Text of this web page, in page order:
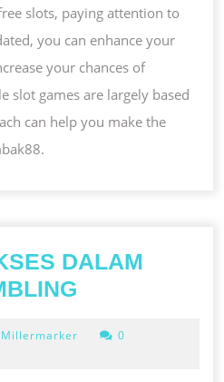
slots, paying attention to
you can enhance your
your chances of
slot games are largely based
can help you make the
DALAM
DALAM
Millermarker
0